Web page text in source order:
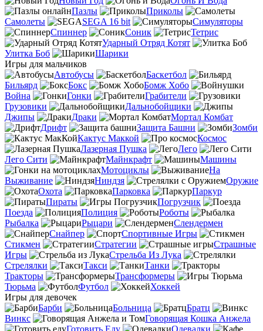
Пазлы
Приколы
Самолеты
SEGA 16 bit
Симуляторы
Спиннер
Соник
Тетрис
Ударный Отряд Котят
Улитка Боб
Шарики
Игры для мальчиков
Автобусы
Баскетбол
Бильярд
Бокс
Бомж Хобо
Война
Гонки
Грабители
Грузовики
Дальнобойщики
Джипы
Драки
Мортал Комбат
Дрифт
Защита Башни
Зомби
Кактус Маккой
Космос
Лазерная Пушка
Лего
Лего Сити
Майнкрафт
Машины
Мотоциклы
На
Выживание
Ниндзя
Оружие
Охота
Парковка
Паркур
Пираты
Погрузчик
Поезда
Полиция
Роботы
Рыбалка
Рыцари
Слендермен
Снайпер
Спортивные Игры
Стикмен
Стратегии
Страшные
Игры
Стрельба Из Лука
Стрелялки
Такси
Танки
Тракторы
Трансформеры
Тюрьма
Футбол
Хоккей
Игры для девочек
Барби
Больница
Братц
Винкс
Говорящая Кошка Анжела
Готовить Еду
Одевалки